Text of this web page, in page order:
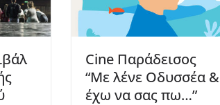
Cine Παράδεισος
“Με λένε Οδυσσέα &
έχω να σας πω…”